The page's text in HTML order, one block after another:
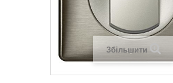
Збільшити